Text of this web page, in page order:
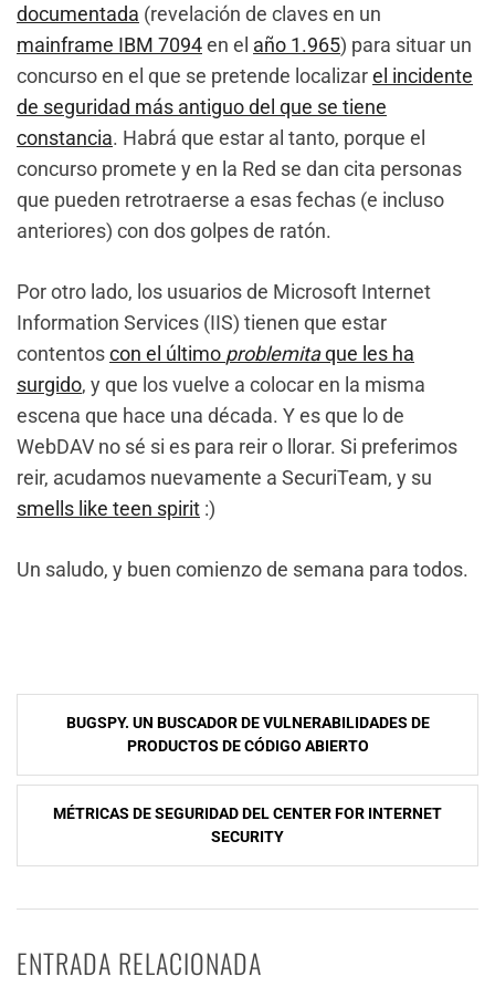
documentada (revelación de claves en un
mainframe IBM 7094en el año 1.965) para situar un
concurso en el que se pretende localizarel incidente
de seguridad más antiguo del que se tiene
constancia. Habrá que estar al tanto, porque el
concurso promete y en la Red se dan cita personas
que pueden retrotraerse a esas fechas (e incluso
anteriores) con dos golpes de ratón.
Por otro lado, los usuarios de Microsoft Internet
Information Services (IIS) tienen que estar
contentoscon el último problemitaque les ha
surgido, y que los vuelve a colocar en la misma
escena que hace una década. Y es que lo de
WebDAV no sé si es para reir o llorar. Si preferimos
reir, acudamos nuevamente a SecuriTeam, y su
smells like teen spirit :)
Un saludo, y buen comienzo de semana para todos.
NavegaciÃ³n
entradas
BUGSPY. UN BUSCADOR DE VULNERABILIDADES DE
PRODUCTOS DE CÓDIGO ABIERTO
MÉTRICAS DE SEGURIDAD DEL CENTER FOR INTERNET
SECURITY
ENTRADA RELACIONADA